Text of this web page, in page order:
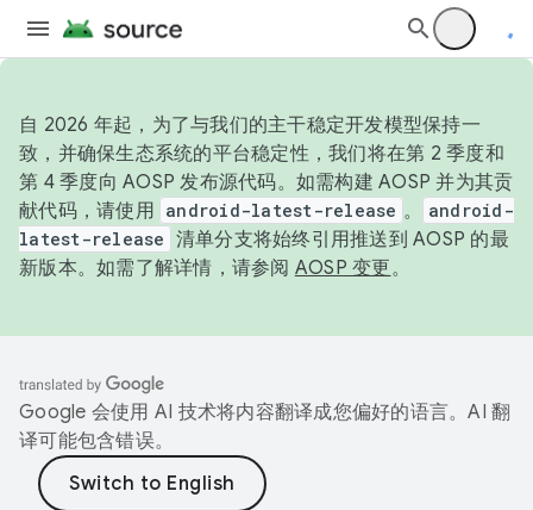
自 2026 年起，为了与我们的主干稳定开发模型保持一
致，并确保生态系统的平台稳定性，我们将在第 2 季度和
第 4 季度向 AOSP 发布源代码。如需构建 AOSP 并为其贡
献代码，请使用 android-latest-release 。
android-
latest-release 清单分支将始终引用推送到 AOSP 的最
新版本。如需了解详情，请参阅 AOSP 变更。
Google 会使用 AI 技术将内容翻译成您偏好的语言。AI 翻
译可能包含错误。